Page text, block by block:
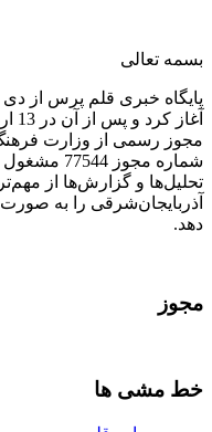
بسمه تعالی
مجوز رسمی از وزارت
شماره
تحلیل‌ها و گزارش‌ها از
آذربایجان‌شرقی را به صورت
دهد.
مجوز
خط مشی ها